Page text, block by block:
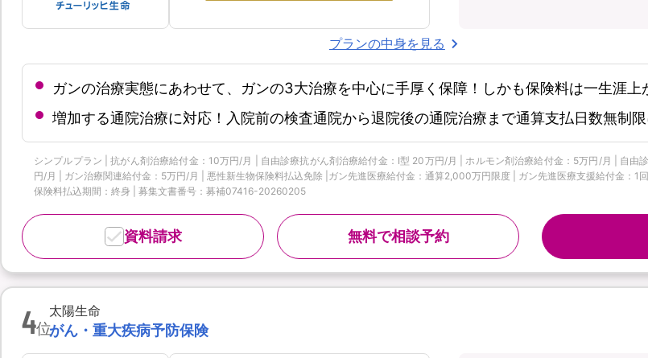
プランの中身を見る
ガンの治療実態にあわせて、ガンの3大治療を中心に手厚く保障！しかも保険料は一生涯上
増加する通院治療に対応！入院前の検査通院から退院後の通院治療まで通算支払日数無制
シンプルプラン | 抗がん剤治療給付金：10万円/月 | 自由診療抗がん剤治療給付金：Ⅰ型 20万円/月 | ホルモン剤治療給付金：5万円/月 | 自
円/月 | ガン治療関連給付金：5万円/月 | 悪性新生物保険料払込免除 |ガン先進医療給付金：通算2,000万円限度 | ガン先進医療支援給付金：1
保険料払込期間：終身 | 募集文書番号：募補07416-20260205
無料で相談予約
資料請求
4位
太陽生命
がん・重大疾病予防保険